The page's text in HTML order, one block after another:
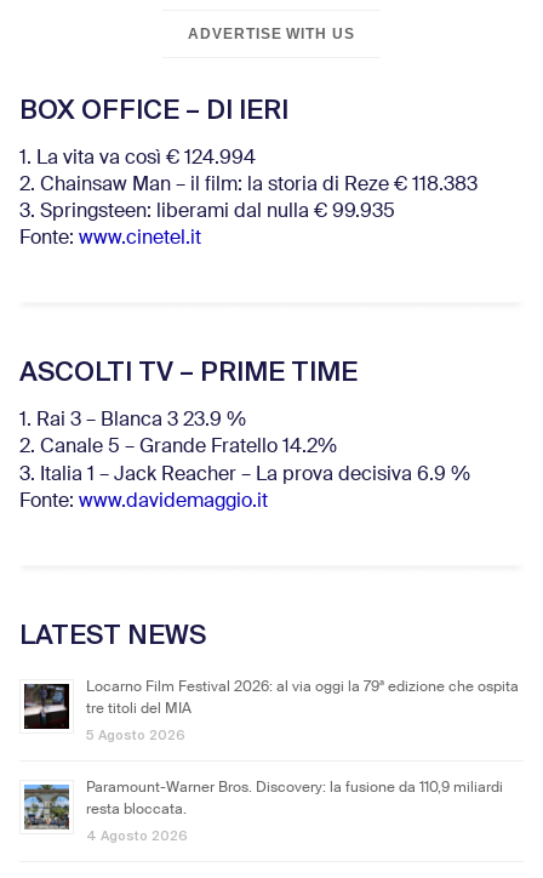
ADVERTISE WITH US
BOX OFFICE – DI IERI
1. La vita va così € 124.994
2. Chainsaw Man – il film: la storia di Reze € 118.383
3. Springsteen: liberami dal nulla € 99.935
Fonte: www.cinetel.it
ASCOLTI TV – PRIME TIME
1. Rai 3 – Blanca 3 23.9 %
2. Canale 5 – Grande Fratello 14.2%
3. Italia 1 – Jack Reacher – La prova decisiva 6.9 %
Fonte: www.davidemaggio.it
LATEST NEWS
Locarno Film Festival 2026: al via oggi la 79ª edizione che ospita
tre titoli del MIA
5 Agosto 2026
Paramount-Warner Bros. Discovery: la fusione da 110,9 miliardi
resta bloccata.
4 Agosto 2026